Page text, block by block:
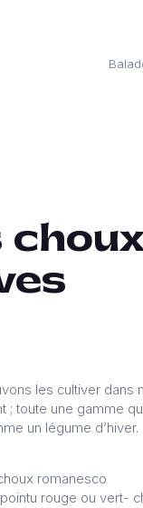
les cultiver dans
toute une gamme
un légume d’hiver.
romanesco
rouge ou vert-